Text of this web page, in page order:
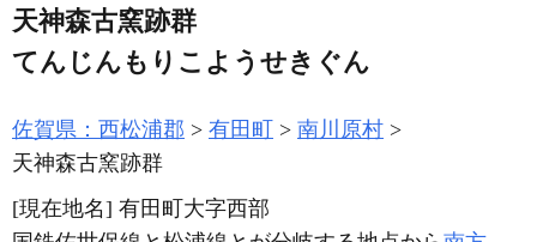
天神森古窯跡群
てんじんもりこようせきぐん
佐賀県：西松浦郡 有田町
南川原村
天神森古窯跡群
[現在地名] 有田町大字西部